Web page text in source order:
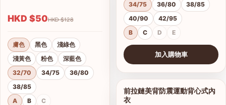
HKD $50 HKD $128
膚色 黑色
淺綠色
淺黃色
粉色
深藍色
32/70
34/75
36/80
38/85
A
B C
34/75
36/80
38/85
40/90
42/95
B
C D E
加入購物車
1/7
查看圖片
前拉鏈美背防震運動背心式內
衣